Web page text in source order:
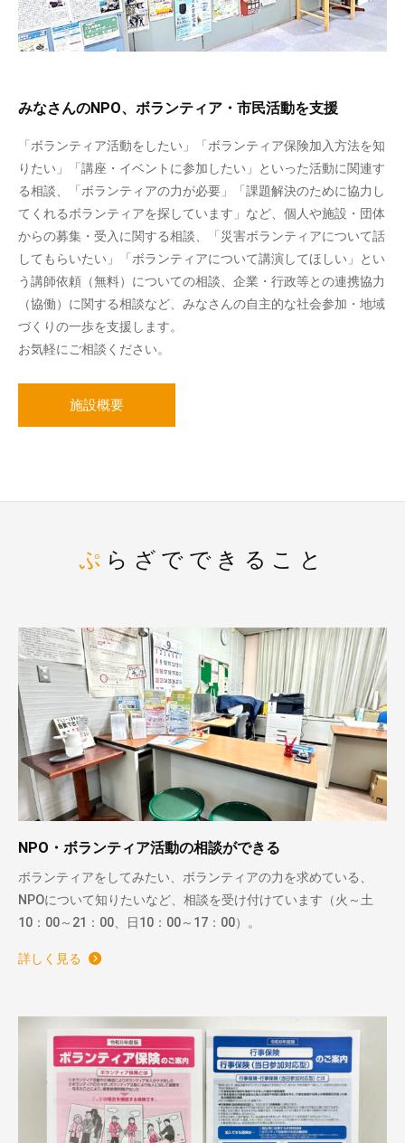
みなさんのNPO、ボランティア・市民活動を支援
「ボランティア活動をしたい」「ボランティア保険加入方法を知
りたい」「講座・イベントに参加したい」といった活動に関連す
る相談、「ボランティアの力が必要」「課題解決のために協力し
てくれるボランティアを探しています」など、個人や施設・団体
からの募集・受入に関する相談、「災害ボランティアについて話
してもらいたい」「ボランティアについて講演してほしい」とい
う講師依頼（無料）についての相談、企業・行政等との連携協力
（協働）に関する相談など、みなさんの自主的な社会参加・地域
づくりの一歩を支援します。
お気軽にご相談ください。
施設概要
ぷらざでできること
NPO・ボランティア活動の相談ができる
ボランティアをしてみたい、ボランティアの力を求めている、
NPOについて知りたいなど、相談を受け付けています（火～土
10：00～21：00、日10：00～17：00）。
詳しく見る